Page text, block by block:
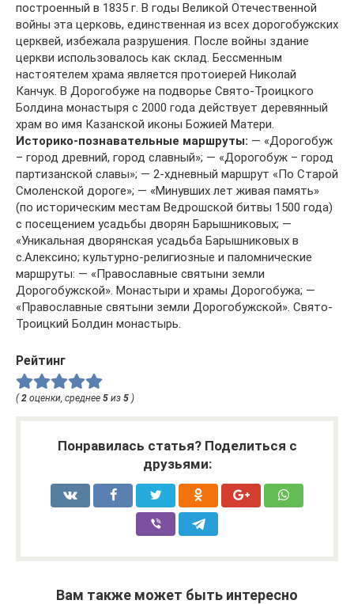
построенный в 1835 г. В годы Великой Отечественной
войны эта церковь, единственная из всех дорогобужских
церквей, избежала разрушения. После войны здание
церкви использовалось как склад. Бессменным
настоятелем храма является протоиерей Николай
Канчук. В Дорогобуже на подворье Свято-Троицкого
Болдина монастыря с 2000 года действует деревянный
храм во имя Казанской иконы Божией Матери.
Историко-познавательные маршруты: — «Дорогобуж
– город древний, город славный»; — «Дорогобуж – город
партизанской славы»; — 2-хдневный маршрут «По Старой
Смоленской дороге»; — «Минувших лет живая память»
(по историческим местам Ведрошской битвы 1500 года)
с посещением усадьбы дворян Барышниковых; —
«Уникальная дворянская усадьба Барышниковых в
с.Алексино; культурно-религиозные и паломнические
маршруты: — «Православные святыни земли
Дорогобужской». Монастыри и храмы Дорогобужа; —
«Православные святыни земли Дорогобужской». Свято-
Троицкий Болдин монастырь.
Рейтинг
(2 оценки, среднее 5 из 5 )
Понравилась статья? Поделиться с
друзьями:
Вам также может быть интересно